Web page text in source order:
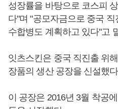
성장률을 바탕으로 코스피
다"며 "공모자금으로 중국
수합병도 계획하고 있다"고
잇츠스킨은 중국 직진출 위
장품의 생산 공장을 신설했
이 공장은 2016년 3월 착공